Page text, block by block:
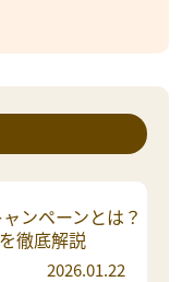
ンペーンとは？
徹底解説
2026.01.22